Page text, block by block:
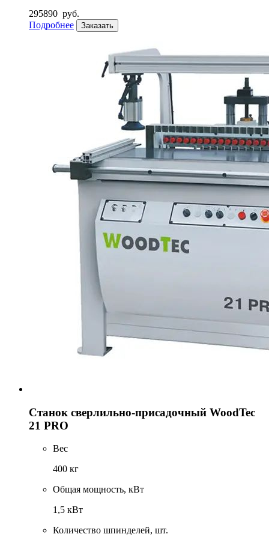
295890 руб.
Подробнее
Заказать
Станок сверлильно-присадочный WoodTec
21 PRO
Вес
400 кг
Общая мощность, кВт
1,5 кВт
Количество шпинделей, шт.